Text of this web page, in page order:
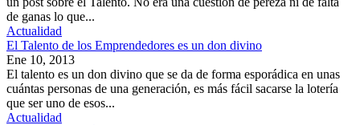
de ganas lo que...
Actualidad
El Talento de los Emprendedores es un don divino
Ene 10, 2013
El talento es un don divino que se da de forma esporádica en unas
cuántas personas de una generación, es más fácil sacarse la lotería
que ser uno de esos...
Actualidad